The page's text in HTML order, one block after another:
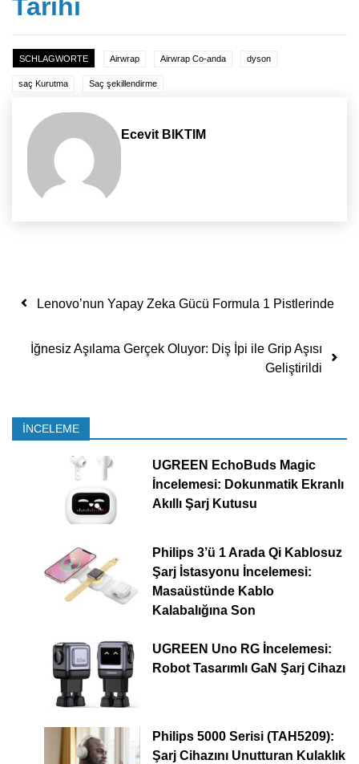
Tarihi
SCHLAGWORTE Airwrap Airwrap Co-anda dyson
saç Kurutma Saç şekillendirme
Ecevit BIKTIM
Yazı dolaşımı
Lenovo’nun Yapay Zeka Gücü Formula 1 Pistlerinde
İğnesiz Aşılama Gerçek Oluyor: Diş İpi ile Grip Aşısı
Geliştirildi
İNCELEME
UGREEN EchoBuds Magic
İncelemesi: Dokunmatik Ekranlı
Akıllı Şarj Kutusu
Philips 3’ü 1 Arada Qi Kablosuz
Şarj İstasyonu İncelemesi:
Masaüstünde Kablo
Kalabalığına Son
UGREEN Uno RG İncelemesi:
Robot Tasarımlı GaN Şarj Cihazı
Philips 5000 Serisi (TAH5209):
Şarj Cihazını Unutturan Kulaklık